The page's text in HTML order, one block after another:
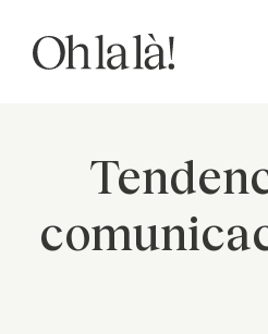
contenido